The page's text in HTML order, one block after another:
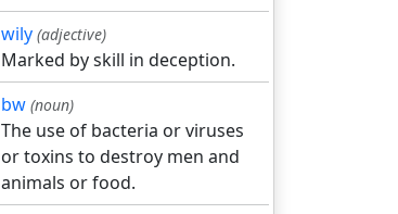
wily (adjective)
Marked by skill in deception.
bw (noun)
The use of bacteria or viruses
or toxins to destroy men and
animals or food.